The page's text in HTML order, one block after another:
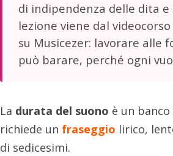
di indipendenza delle dita
lezione viene dal
su Musicezer: lavorare alle
può barare, perché ogni
La durata del suono è un
richiede un fraseggio lirico,
di sedicesimi.